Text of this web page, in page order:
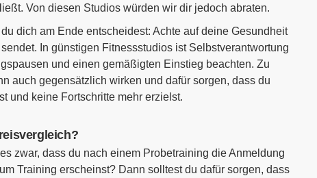
Von diesen Studios würden wir dir jedoch abraten.
dich am Ende entscheidest: Achte auf deine Gesundheit
In günstigen Fitnessstudios ist Selbstverantwortung
und einen gemäßigten Einstieg beachten. Zu
auch gegensätzlich wirken und dafür sorgen, dass du
und keine Fortschritte mehr erzielst.
zwar, dass du nach einem Probetraining die Anmeldung
Training erscheinst? Dann solltest du dafür sorgen, dass